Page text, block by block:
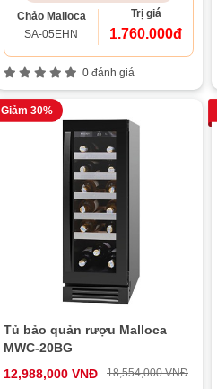
Chảo Malloca
SA-05EHN
Trị giá
1.760.000đ
0 đánh giá
Giảm 30%
Tủ bảo quản rượu Malloca
MWC-20BG
12,988,000 VNĐ
18,554,000 VNĐ